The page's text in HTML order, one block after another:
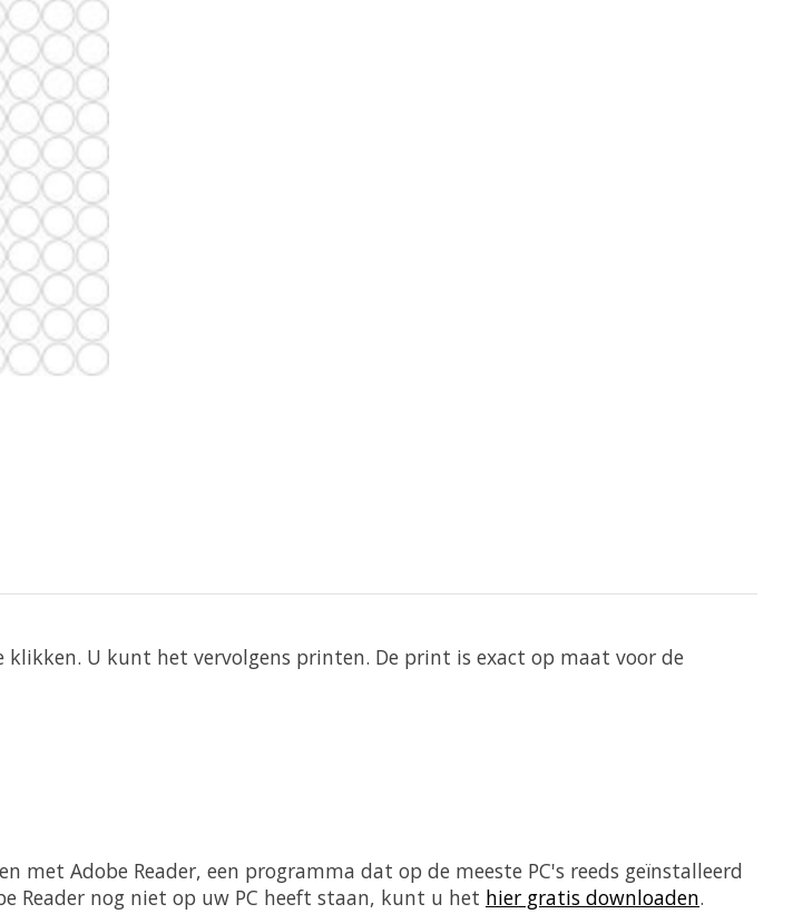
U kunt het vervolgens printen. De print is exact op maat voor de
met Adobe Reader, een programma dat op de meeste PC's reeds geïnstalleerd
Reader nog niet op uw PC heeft staan, kunt u het hier gratis downloaden.